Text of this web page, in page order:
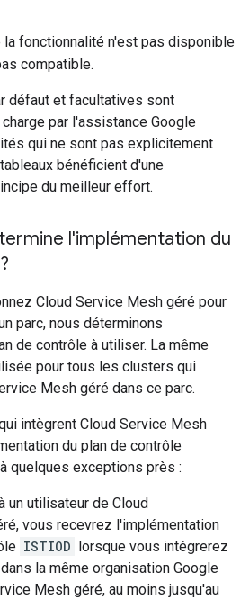
la fonctionnalité n'est pas disponible
compatible.
défaut et facultatives sont
par l'assistance Google
qui ne sont pas explicitement
bénéficient d'une
du meilleur effort.
l'implémentation du
Cloud Service Mesh géré pour
parc, nous déterminons
de contrôle à utiliser. La même
pour tous les clusters qui
Mesh géré dans ce parc.
intègrent Cloud Service Mesh
du plan de contrôle
quelques exceptions près :
un utilisateur de Cloud
vous recevrez l'implémentation
ISTIOD lorsque vous intégrerez
la même organisation Google
Mesh géré, au moins jusqu'au